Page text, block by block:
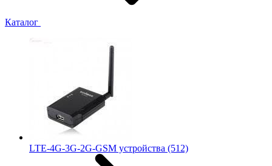
Каталог
LTE-4G-3G-2G-GSM устройства (512)